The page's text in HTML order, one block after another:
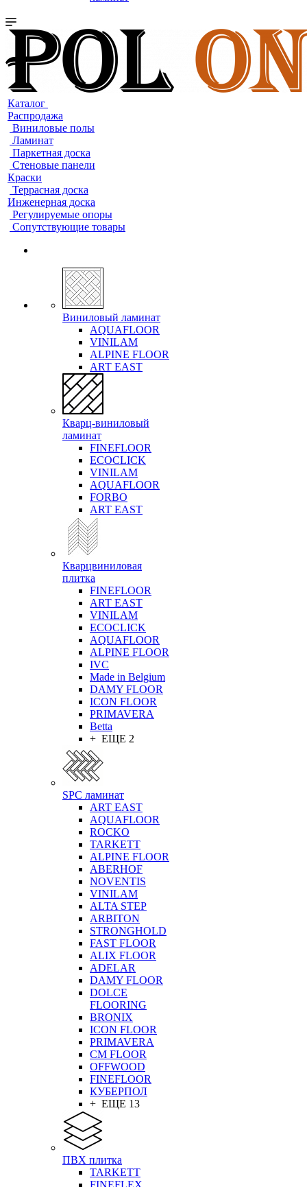
Каталог
Распродажа
Виниловые полы
Ламинат
Паркетная доска
Стеновые панели
Краски
Террасная доска
Инженерная доска
Регулируемые опоры
Сопутствующие товары
Виниловый ламинат
AQUAFLOOR
VINILAM
ALPINE FLOOR
ART EAST
Кварц-виниловый
ламинат
FINEFLOOR
ECOCLICK
VINILAM
AQUAFLOOR
FORBO
ART EAST
Кварцвиниловая
плитка
FINEFLOOR
ART EAST
VINILAM
ECOCLICK
AQUAFLOOR
ALPINE FLOOR
IVC
Made in Belgium
DAMY FLOOR
ICON FLOOR
PRIMAVERA
Betta
+ ЕЩЕ 2
SPC ламинат
ART EAST
AQUAFLOOR
ROCKO
TARKETT
ALPINE FLOOR
ABERHOF
NOVENTIS
VINILAM
ALTA STEP
ARBITON
STRONGHOLD
FAST FLOOR
ALIX FLOOR
ADELAR
DAMY FLOOR
DOLCE
FLOORING
BRONIX
ICON FLOOR
PRIMAVERA
CM FLOOR
OFFWOOD
FINEFLOOR
КУБЕРПОЛ
+ ЕЩЕ 13
ПВХ плитка
TARKETT
FINEFLEX